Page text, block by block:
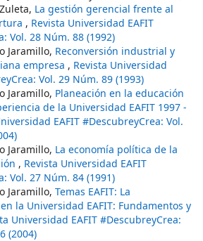
La gestión gerencial frente al
, Revista Universidad EAFIT
Vol. 28 Núm. 88 (1992)
Jaramillo, Reconversión industrial y
empresa , Revista Universidad
Vol. 29 Núm. 89 (1993)
Jaramillo, Planeación en la educación
de la Universidad EAFIT 1997 -
EAFIT #DescubreyCrea: Vol.
Jaramillo, La economía política de la
, Revista Universidad EAFIT
Vol. 27 Núm. 84 (1991)
Jaramillo, Temas EAFIT: La
la Universidad EAFIT: Fundamentos y
Universidad EAFIT #DescubreyCrea:
(2004)